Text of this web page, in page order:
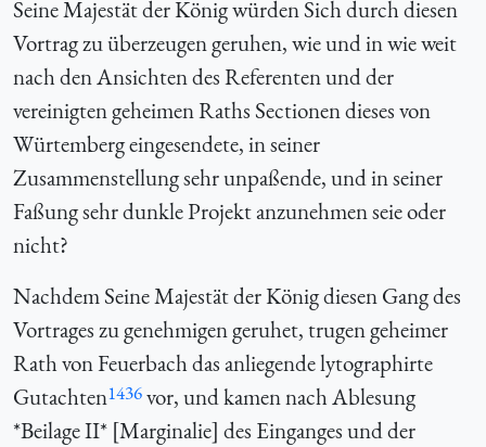
Seine Majestät der König würden Sich durch diesen
Vortrag zu überzeugen geruhen, wie und in wie weit
nach den Ansichten des Referenten und der
vereinigten geheimen Raths Sectionen dieses von
Würtemberg eingesendete, in seiner
Zusammenstellung sehr unpaßende, und in seiner
Faßung sehr dunkle Projekt anzunehmen seie oder
nicht?
Nachdem Seine Majestät der König diesen Gang des
Vortrages zu genehmigen geruhet, trugen geheimer
Rath von Feuerbach das anliegende lytographirte
Gutachten1436vor, und kamen nach Ablesung
*Beilage II* [Marginalie] des Einganges und der